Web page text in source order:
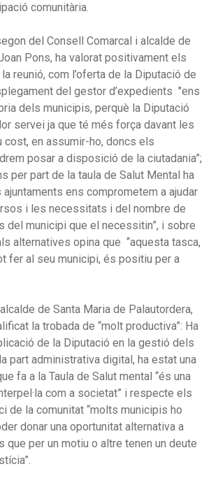
comunitària.
del Consell Comarcal i alcalde de
Pons, ha valorat positivament els
reunió, com l’oferta de la Diputació de
del gestor d’expedients "ens
dels municipis, perquè la Diputació
servei ja que té més força davant les
en assumir-ho, doncs els
posar a disposició de la ciutadania”;
per part de la taula de Salut Mental ha
ajuntaments ens comprometem a ajudar
i les necessitats i del nombre de
del municipi que el necessitin”, i sobre
alternatives opina que “aquesta tasca,
fer al seu municipi, és positiu per a
de Santa Maria de Palautordera,
la trobada de “molt productiva”: Ha
de la Diputació en la gestió dels
part administrativa digital, ha estat una
fa a la Taula de Salut mental “és una
com a societat” i respecte els
de la comunitat “molts municipis ho
donar una oportunitat alternativa a
que per un motiu o altre tenen un deute